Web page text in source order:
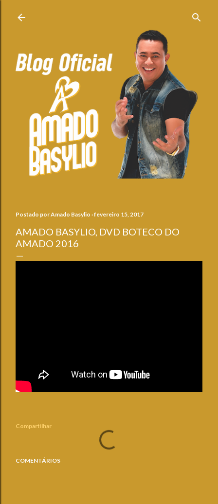
Postado porAmado Basylio fevereiro 15, 2017
AMADO BASYLIO, DVD BOTECO DO
AMADO 2016
Compartilhar
COMENTÁRIOS